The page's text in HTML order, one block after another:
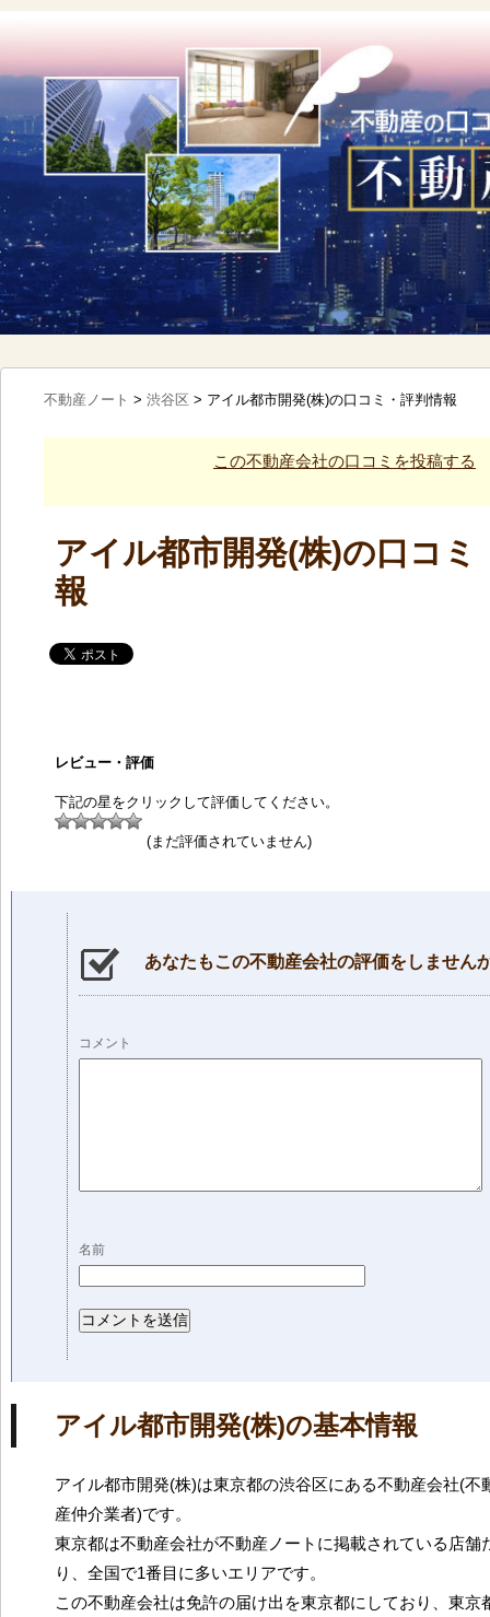
不動産ノート > 渋谷区 > アイル都市開発(株)の口コミ・評判情報
この不動産会社の口コミを投稿する
アイル都市開発(株)の口コミ
報
レビュー・評価
下記の星をクリックして評価してください。
(まだ評価されていません)
あなたもこの不動産会社の評価をしません
コメント
名前
アイル都市開発(株)の基本情報
アイル都市開発(株)は東京都の渋谷区にある不動産会社(不
産仲介業者)です。
東京都は不動産会社が不動産ノートに掲載されている店舗
り、全国で1番目に多いエリアです。
この不動産会社は免許の届け出を東京都にしており、東京